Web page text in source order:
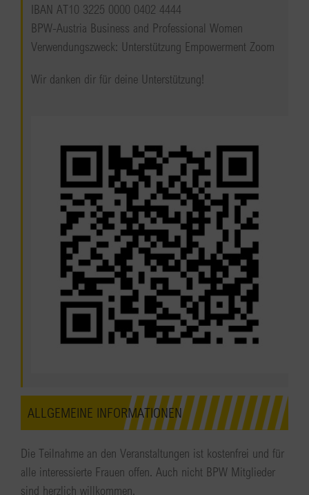
IBAN AT10 3225 0000 0402 4444
BPW-Austria Business and Professional Women
Verwendungszweck: Unterstützung Empowerment Zoom
Wir danken dir für deine Unterstützung!
ALLGEMEINE INFORMATIONEN
Die Teilnahme an den Veranstaltungen ist kostenfrei und für
alle interessierte Frauen offen. Auch nicht BPW Mitglieder
sind herzlich willkommen.